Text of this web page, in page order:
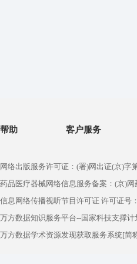
帮助 客户服务
网络出版服务许可证：(署)网出证(京)字
药品医疗器械网络信息服务备案：(京)
信息网络传播视听节目许可证 许可证号
万方数据知识服务平台--国家科技支撑计
万方数据学术资源发现获取服务系统[简